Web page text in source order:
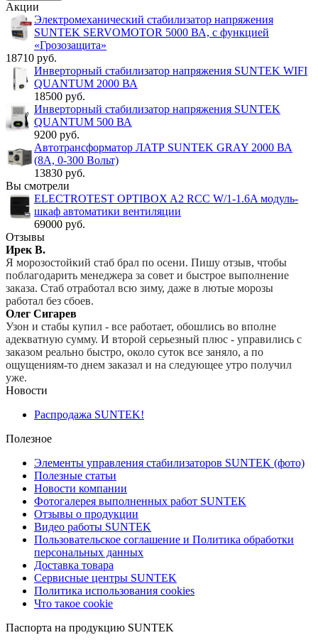
Акции
Электромеханический стабилизатор напряжения
SUNTEK SERVOMOTOR 5000 ВА, с функцией
«Грозозащита»
18710 руб.
Инверторный стабилизатор напряжения SUNTEK WIFI
QUANTUM 2000 ВА
18500 руб.
Инверторный стабилизатор напряжения SUNTEK
QUANTUM 500 ВА
9200 руб.
Автотрансформатор ЛАТР SUNTEK GRAY 2000 ВА
(8А, 0-300 Вольт)
13830 руб.
Вы смотрели
ELECTROTEST OPTIBOX A2 RCC W/1-1.6A модуль-
шкаф автоматики вентиляции
69000 руб.
Отзывы
Ирек В.
Я морозостойкий стаб брал по осени. Пишу отзыв, чтобы
поблагодарить менеджера за совет и быстрое выполнение
заказа. Стаб отработал всю зиму, даже в лютые морозы
работал без сбоев.
Олег Сигарев
Узон и стабы купил - все работает, обошлись во вполне
адекватную сумму. И второй серьезный плюс - управились с
заказом реально быстро, около суток все заняло, а по
ощущениям-то днем заказал и на следующее утро получил
уже.
Новости
Распродажа SUNTEK!
Полезное
Элементы управления стабилизаторов SUNTEK (фото)
Полезные статьи
Новости компании
Фотогалерея выполненных работ SUNTEK
Отзывы о продукции
Видео работы SUNTEK
Пользовательское соглашение и Политика обработки
персональных данных
Доставка товара
Сервисные центры SUNTEK
Политика использования cookies
Что такое cookie
Паспорта на продукцию SUNTEK